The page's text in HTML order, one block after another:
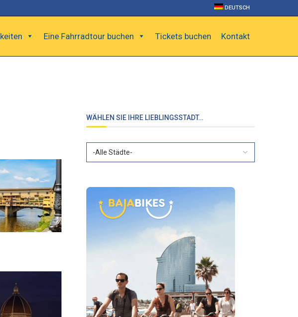
DEUTSCH
Eine Fahrradtour buchen Tickets buchen Kontakt
WÄHLEN SIE IHRE LIEBLINGSSTADT…